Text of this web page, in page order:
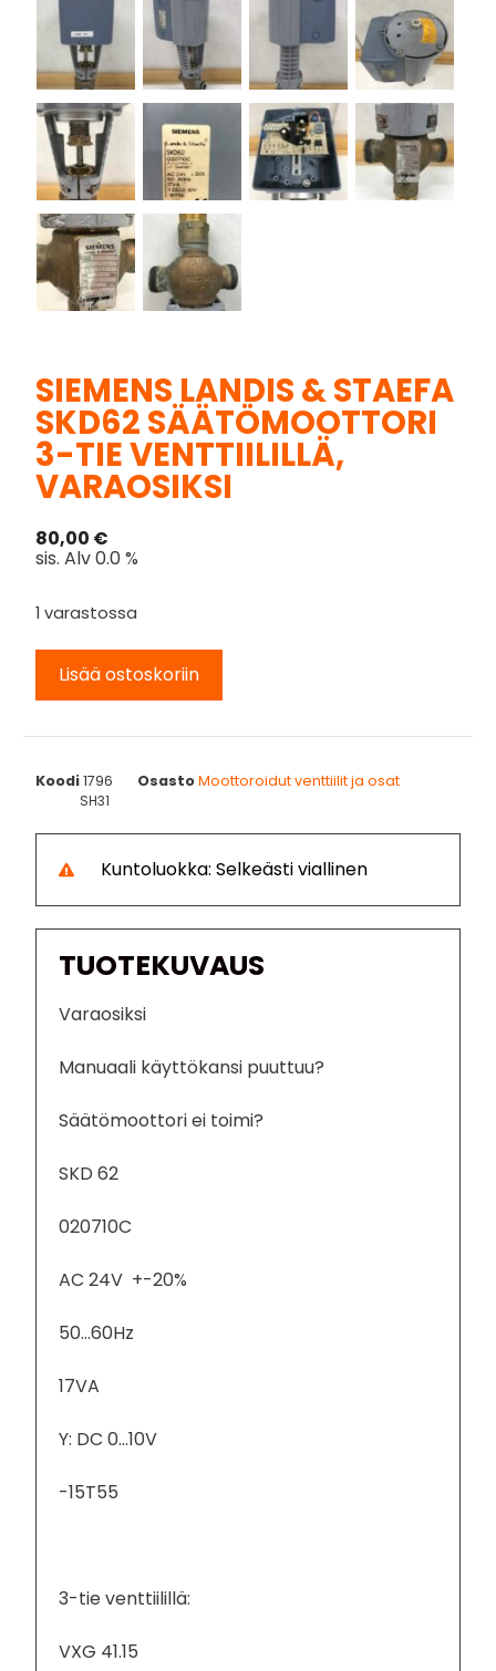
SIEMENS LANDIS & STAEFA
SKD62 SÄÄTÖMOOTTORI
3-TIE VENTTIILILLÄ,
VARAOSIKSI
80,00 €
sis. Alv 0.0 %
1 varastossa
Lisää ostoskoriin
Koodi1796 OsastoMoottoroidut venttiilit ja osat
SH31
Kuntoluokka: Selkeästi viallinen
TUOTEKUVAUS
Varaosiksi
Manuaali käyttökansi puuttuu?
Säätömoottori ei toimi?
SKD 62
020710C
AC 24V +-20%
50…60Hz
17VA
Y: DC 0…10V
-15T55
3-tie venttiilillä:
VXG 41.15